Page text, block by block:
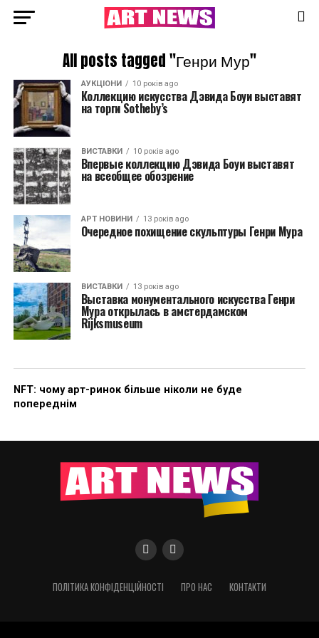
All posts tagged "Генри Мур"
АУКЦІОНИ 10 років ago
Коллекцию искусства Дэвида Боуи выставят
на торги Sotheby’s
ВИСТАВКИ 10 років ago
Впервые коллекцию Дэвида Боуи выставят
на всеобщее обозрение
АРТ НОВИНИ 13 років ago
Очередное похищение скульптуры Генри Мура
ВИСТАВКИ 13 років ago
Выставка монументального искусства Генри
Мура открылась в амстердамском
Rijksmuseum
NFT: чому арт-ринок більше ніколи не буде
попереднім
ПОЛІТИКА КОНФІДЕНЦІЙНОСТІ ПРО НАС КОНТАКТИ